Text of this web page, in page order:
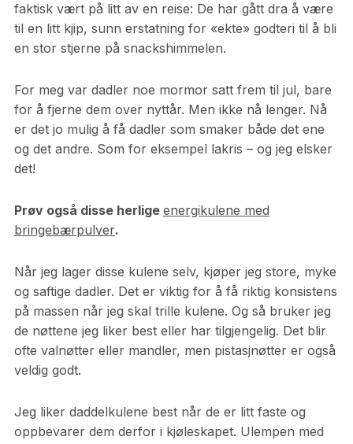
faktisk vært på litt av en reise: De har gått dra å være
til en litt kjip, sunn erstatning for «ekte» godteri til å bli
en stor stjerne på snackshimmelen.
For meg var dadler noe mormor satt frem til jul, bare
for å fjerne dem over nyttår. Men ikke nå lenger. Nå
er det jo mulig å få dadler som smaker både det ene
og det andre. Som for eksempel lakris – og jeg elsker
det!
Prøv også disse herlige energikulene med
bringebærpulver.
Når jeg lager disse kulene selv, kjøper jeg store, myke
og saftige dadler. Det er viktig for å få riktig konsistens
på massen når jeg skal trille kulene. Og så bruker jeg
de nøttene jeg liker best eller har tilgjengelig. Det blir
ofte valnøtter eller mandler, men pistasjnøtter er også
veldig godt.
Jeg liker daddelkulene best når de er litt faste og
oppbevarer dem derfor i kjøleskapet. Ulempen med